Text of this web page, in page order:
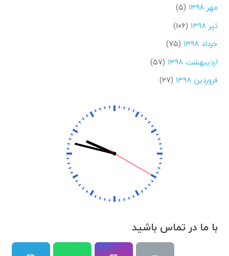
مهر ۱۳۹۸
(۵)
تیر ۱۳۹۸
(۱۰۶)
خرداد ۱۳۹۸
(۷۵)
اردیبهشت ۱۳۹۸
(۵۷)
فروردین ۱۳۹۸
(۲۷)
با ما در تماس باشید